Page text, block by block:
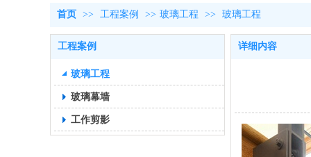
首页 >> 工程案例 >> 玻璃工程 >> 玻璃工程
工程案例
玻璃工程
玻璃幕墙
工作剪影
详细内容